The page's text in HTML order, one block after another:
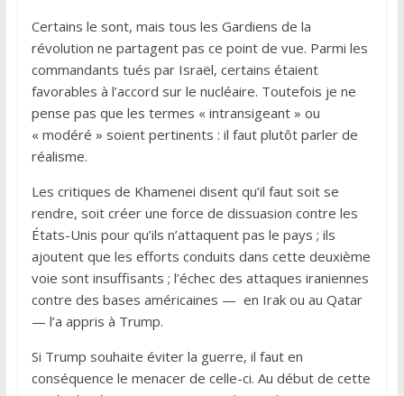
Certains le sont, mais tous les Gardiens de la
révolution ne partagent pas ce point de vue. Parmi les
commandants tués par Israël, certains étaient
favorables à l’accord sur le nucléaire. Toutefois je ne
pense pas que les termes « intransigeant » ou
« modéré » soient pertinents : il faut plutôt parler de
réalisme.
Les critiques de Khamenei disent qu’il faut soit se
rendre, soit créer une force de dissuasion contre les
États-Unis pour qu’ils n’attaquent pas le pays ; ils
ajoutent que les efforts conduits dans cette deuxième
voie sont insuffisants ; l’échec des attaques iraniennes
contre des bases américaines — en Irak ou au Qatar
— l’a appris à Trump.
Si Trump souhaite éviter la guerre, il faut en
conséquence le menacer de celle-ci. Au début de cette